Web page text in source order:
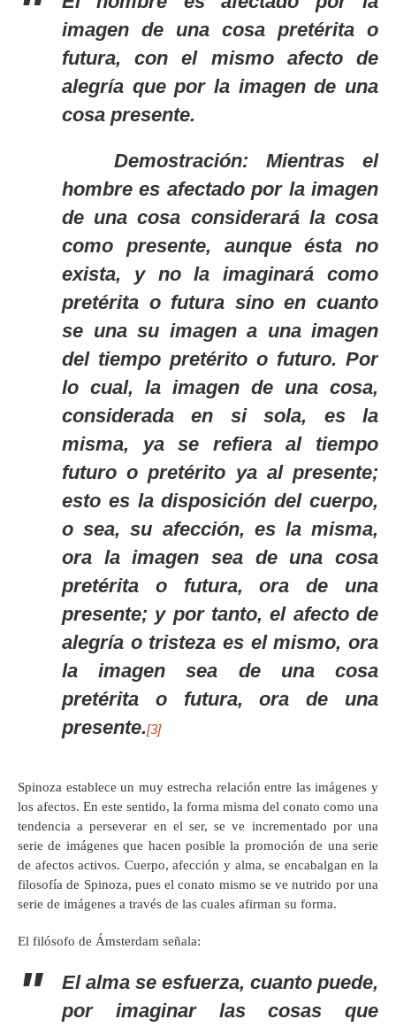
imagen de una cosa pretérita o
futura, con el mismo afecto de
alegría que por la imagen de una
cosa presente.
Demostración: Mientras el
hombre es afectado por la imagen
de una cosa considerará la cosa
como presente, aunque ésta no
exista, y no la imaginará como
pretérita o futura sino en cuanto
se una su imagen a una imagen
del tiempo pretérito o futuro. Por
lo cual, la imagen de una cosa,
considerada en si sola, es la
misma, ya se refiera al tiempo
futuro o pretérito ya al presente;
esto es la disposición del cuerpo,
o sea, su afección, es la misma,
ora la imagen sea de una cosa
pretérita o futura, ora de una
presente; y por tanto, el afecto de
alegría o tristeza es el mismo, ora
la imagen sea de una cosa
pretérita o futura, ora de una
presente.[3]
Spinoza establece un muy estrecha relación entre las imágenes y
los afectos. En este sentido, la forma misma del conato como una
tendencia a perseverar en el ser, se ve incrementado por una
serie de imágenes que hacen posible la promoción de una serie
de afectos activos. Cuerpo, afección y alma, se encabalgan en la
filosofía de Spinoza, pues el conato mismo se ve nutrido por una
serie de imágenes a través de las cuales afirman su forma.
El filósofo de Ámsterdam señala:
El alma se esfuerza, cuanto puede,
por imaginar las cosas que